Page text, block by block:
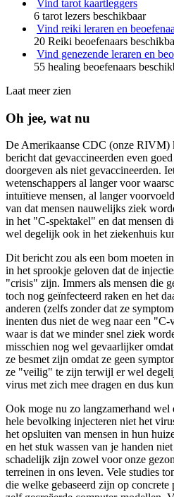
Vind tarot kaartleggers
6 tarot lezers beschikbaar
Vind reiki leraren en
20 Reiki beoefenaars
Vind genezende leraren en
55 healing beoefenaars
Laat meer zien
Oh jee, wat nu
De Amerikaanse CDC (onze RIVM)
bericht dat gevaccineerden even
doorgeven als niet gevaccineerden.
wetenschappers al langer voor
intuïtieve mensen, al langer
van dat mensen nauwelijks ziek
in het "C-spektakel" en dat mensen
wel degelijk ook in het ziekenhuis
Dit bericht zou als een bom moeten
in het sprookje geloven dat de
"crisis" zijn. Immers als mensen die
toch nog geïnfecteerd raken en het
anderen (zelfs zonder dat ze
inenten dus niet de weg naar een
waar is dat we minder snel ziek
misschien nog wel gevaarlijker
ze besmet zijn omdat ze geen
ze "veilig" te zijn terwijl er wel
virus met zich mee dragen en dus
Ook moge nu zo langzamerhand
hele bevolking injecteren niet het
het opsluiten van mensen in hun
en het stuk wassen van je handen
schadelijk zijn zowel voor onze
terreinen in ons leven. Vele studies
die welke gebaseerd zijn op concrete